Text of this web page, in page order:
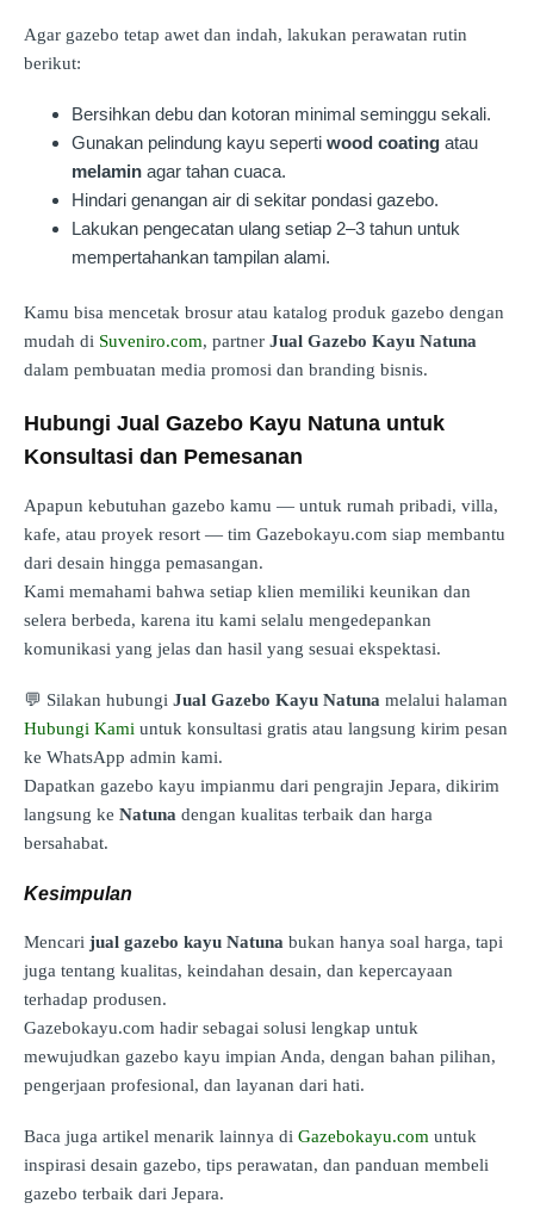
Agar gazebo tetap awet dan indah, lakukan perawatan rutin
berikut:
Bersihkan debu dan kotoran minimal seminggu sekali.
Gunakan pelindung kayu seperti wood coating atau
melamin agar tahan cuaca.
Hindari genangan air di sekitar pondasi gazebo.
Lakukan pengecatan ulang setiap 2–3 tahun untuk
mempertahankan tampilan alami.
Kamu bisa mencetak brosur atau katalog produk gazebo dengan
mudah di Suveniro.com, partner Jual Gazebo Kayu Natuna
dalam pembuatan media promosi dan branding bisnis.
Hubungi Jual Gazebo Kayu Natuna untuk
Konsultasi dan Pemesanan
Apapun kebutuhan gazebo kamu — untuk rumah pribadi, villa,
kafe, atau proyek resort — tim Gazebokayu.com siap membantu
dari desain hingga pemasangan.
Kami memahami bahwa setiap klien memiliki keunikan dan
selera berbeda, karena itu kami selalu mengedepankan
komunikasi yang jelas dan hasil yang sesuai ekspektasi.
💬 Silakan hubungi Jual Gazebo Kayu Natuna melalui halaman
Hubungi Kami untuk konsultasi gratis atau langsung kirim pesan
ke WhatsApp admin kami.
Dapatkan gazebo kayu impianmu dari pengrajin Jepara, dikirim
langsung ke Natuna dengan kualitas terbaik dan harga
bersahabat.
Kesimpulan
Mencari jual gazebo kayu Natuna bukan hanya soal harga, tapi
juga tentang kualitas, keindahan desain, dan kepercayaan
terhadap produsen.
Gazebokayu.com hadir sebagai solusi lengkap untuk
mewujudkan gazebo kayu impian Anda, dengan bahan pilihan,
pengerjaan profesional, dan layanan dari hati.
Baca juga artikel menarik lainnya di Gazebokayu.com untuk
inspirasi desain gazebo, tips perawatan, dan panduan membeli
gazebo terbaik dari Jepara.